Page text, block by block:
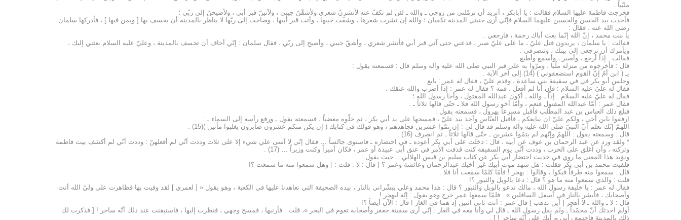
ملبّباً .
فخرجت فاطمة عليها السلام فقالت : يا أبابكر ، أتريد أن ترمّلني من زوجي ـ والله ـ لئن لم تكفّ عنه لأنشرنّ شعري ولأشقّنّ جيبي ، ولآتينّ قبر أبي ، ولأصيحنّ إلى ربّي ؛
فأخذت بيد الحسن والحسين عليهما السلام فإنّي أرى جنبتي المدينة تكفيان ؛ والله إن نشرت شعرها ، وشقّت جيبها ، وأتت قبر أبيها ، وصاحت إلى ربّها لا يناظر بالمدينة أن يخسف بها [ وبمن فيها ] ، فأدركها سلمان
رضى الله عنه ، فقال :
يا بنت محمد ، إنّ الله إنّما بعث أباك رحمة ، فارجعي .
فقالت : يا سلمان ، يريدون قتل عليّ ، ما على عليّ صبر ، فدعني حتى آتي قبر أبي فأنشر شعري ، وأشقّ جيبي ، وأصيح إلى ربّي ، فقال سلمان : إنّي أخاف أن تخسف بالمدينة ، وعليّ عليه السلام بعثني إليك ،
ويأمرك أن ترجعي إلى بيتك ، وتنصرفي .
فقالت : إذاً أرجع ، وأصبر ، وأسمع وأطيع .
قال : فأخرجوه من منزله ملّبا ، ومرّوا به على قبر النبي صلى الله عليه وآله وسلم قال : فسمعته يقول :
يـ ( ابن أمّ إنّ القوم استضعفوني ) (14) إلى آخر الآية .
وجلس أبو بكر في في سقيفة بني ساعدة ، وقدم عليّ ، فقال له عمر : بايع .
فقال له عليّ عليه السلام : فإن أنا لم أفعل ، فمه ؟ فقال له عمر : إذاً أضرب والله عنقك .
فقال له عليّ عليه السلام : إذاً ـ والله ـ أكون عبدالله المقتول ، وأخا رسول الله ؛
فقال عمر : أمّا عبدالله المقتول فنعم ، وأمّا أخو رسول الله فلا ـ حتّى قالها ثلاثاً ـ .
فبلغ ذلك العباس بن عبد المطّلب فأقبل مسرعاً يهرول ، فسمعته يقول :
ارفقوا بابن أخي ، ولكم عليّ ان يبايعكم ، فأقبل العبّاس وأخذ بيد عليّ ، فمسحها على يد أبي بكر ، ثم خلّوه مغضباً ، فسمعته يقول ـ ورفع رأسه إلى السماء ـ :
اللهمّ إنّك تعلم أنّ النبيّ صلى الله عليه وآله وسلم قد قال لي : إن تمّوا عشرين فجاهدهم ، وهو قولك في كتابك ( إن يكن منكم عشرون صابرون يغلبوا مأتين )(15) .
قال : وسمعته يقول : اللهمّ وإنّهم لم يتمّوا عشرين ـ حتّى قالها ثلاثاً ـ ثم انصرف (16) .
* ولقد ورد عن عبد الرحمان بن عوف عن أبيه ، قال : دخلت على أبي بكر أعوده ـ في احتضاره ـ فاستوى جالساً … فقال إنّي لا آسى علي شيء إلا على ثلاث وددت أنّي لم أفعلهنّ : وددت أنّي لم أكشف بيت فاطمة
وتركته ، وأن اغلق على الحرب ، وددت أنّي يوم السقيفة كنت قذفت الأمر في عنق أبي عبيدة أو عمر ، فكان أميراً وكنت وزيراً … (17) .
ويؤيد هذا المعنى ما روي في حديث احتضار أبي بكر عن كتاب سليم بن قيس الهلالي .. حيث يقول :
فلقيت محمد بن أبي بكر فقلت : هل شهد موت أبيك غير أخيك عبدالرحمان وعائشة وعمر ؟ [ قال : لا . قلت : ] وهل سمعوا منه ما سمعت ؟!
قال : سمعوا منه طرفاً فبكوا ، وقالوا : يهجر ! فأمّا كلمّا سمعت أنا فلا .
قلت : والذي سمعوا منه ما هو ؟ قال : دعا بالويل والثبور ؟!
فقال له عمر : يا خليفة رسول الله ، مالك تدعو بالويل والثبور ؟ قال : هذا محمد وعلي يبشّراني بالنار ، بيده الصحيفة التي تعاهدنا عليها في الكعبة ، وهو يقول « [ لعمري ] لقد وفيت بها فظاهرت على وليّ الله أنت
وأصحابك ، فأبشر بالنار في أسفل السافلين » . فلمّا سمعها عمر خرج وهو يقول : إنّه ليهجر !
قال : لا ـ والله ـ لا أهجر [ أين تذهب ] قال عمر : أنت ثاني اثنين إذ هما في الغار ! قال : الآن أيضاً ؟!
أولم احدثك أنّ محمّداً ـ ولم يقل رسول الله ـ قال لي وأنا معه في الغار : إنّي أرى سفينة جعفر وأصحابه تعوم في البحر »، قلت : فأرنيها ، فمسح وجهي ، فنظرت إليها ، فاستيقنت عند ذلك أنّه ساحر ! [ فذكرت لك
ذلك بالمدينة فاجتمع رأيي ورأيك على أنّه ساحر ! ] .